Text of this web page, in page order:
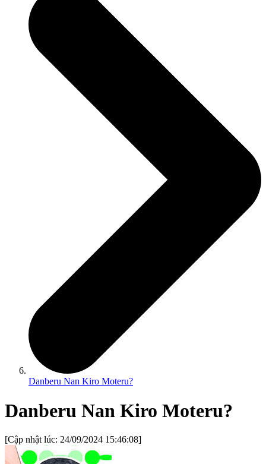
Danberu Nan Kiro Moteru?
Danberu Nan Kiro Moteru?
[Cập nhật lúc: 24/09/2024 15:46:08]